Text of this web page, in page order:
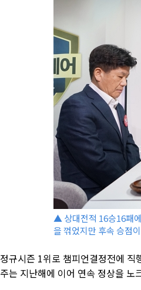
▲ 상대전적 16승16패
을 꺾었지만 후속 승점
정규시즌 1위로 챔피언결정전에
주는 지난해에 이어 연속 정상을 노